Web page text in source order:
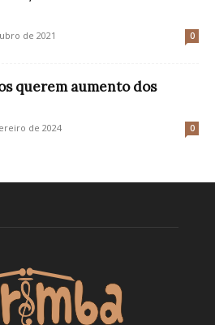
de 2021 0
querem aumento dos
de 2024 0